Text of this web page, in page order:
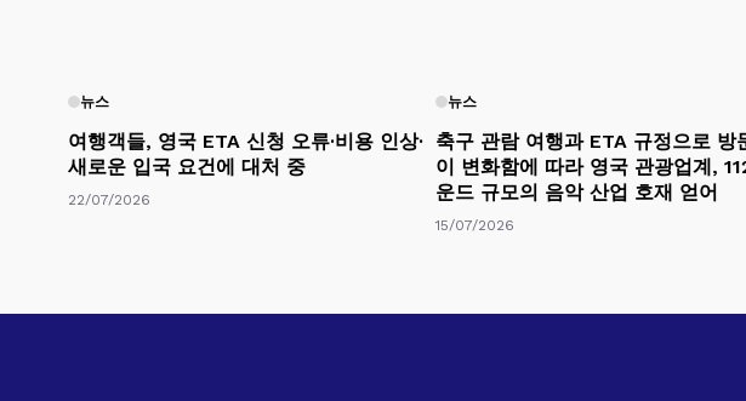
뉴스
여행객들, 영국 ETA 신청 오류·비용 인상·
새로운 입국 요건에 대처 중
22/07/2026
뉴스
축구 관람 여행과 ETA 규정으로 방
이 변화함에 따라 영국 관광업계,
운드 규모의 음악 산업 호재 얻어
15/07/2026